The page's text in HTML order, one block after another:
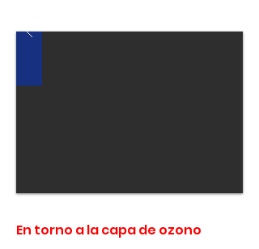
En torno a la capa de ozono